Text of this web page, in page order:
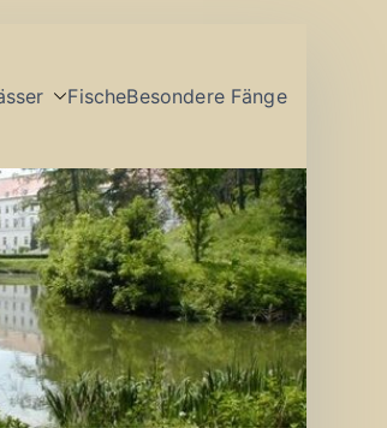
FischeBesondere Fänge